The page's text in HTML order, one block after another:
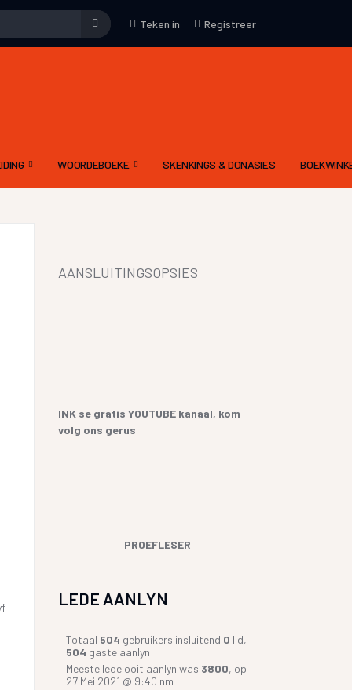
Teken in Registreer
GESKIEDENIS
HENNING VAN
OOR KOPPELTEKENS
LETTERDIEFSTAL
WOORDEBOEKE SKENKINGS & DONASIES
AANSLUITINGSOPSIES
INK se gratis YOUTUBE kanaal, kom
volg ons gerus
PROEFLESER
LEDE AANLYN
Totaal 504 gebruikers insluitend 0 lid,
504 gaste aanlyn
Meeste lede ooit aanlyn was 3800, op
27 Mei 2021 @ 9:40 nm